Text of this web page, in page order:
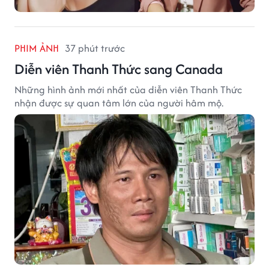
PHIM ẢNH 37 phút trước
Diễn viên Thanh Thức sang Canada
Những hình ảnh mới nhất của diễn viên Thanh Thức
nhận được sự quan tâm lớn của người hâm mộ.